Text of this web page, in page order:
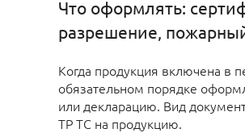
Что оформлять:
разрешение,
Когда продукция включена в
обязательном порядке
или декларацию. Вид
ТР ТС на продукцию.